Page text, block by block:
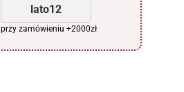
lato12
przy zamówieniu +2000zł